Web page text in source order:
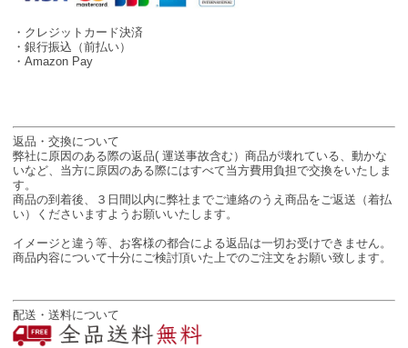
・クレジットカード決済
・銀行振込（前払い）
・Amazon Pay
返品・交換について
弊社に原因のある際の返品( 運送事故含む）商品が壊れている、動かな
いなど、当方に原因のある際にはすべて当方費用負担で交換をいたしま
す。
商品の到着後、３日間以内に弊社までご連絡のうえ商品をご返送（着払
い）くださいますようお願いいたします。
イメージと違う等、お客様の都合による返品は一切お受けできません。
商品内容について十分にご検討頂いた上でのご注文をお願い致します。
配送・送料について